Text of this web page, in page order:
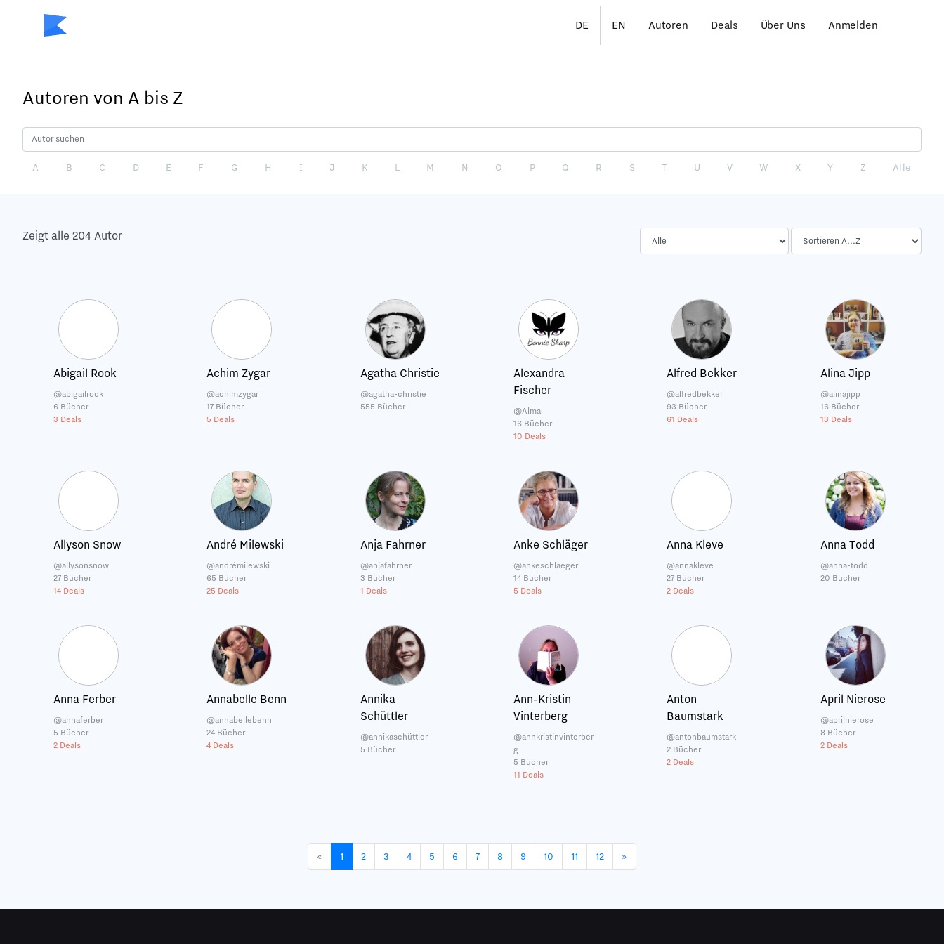
DE EN Autoren Deals Über Uns Anmelden
Autoren von A bis Z
A B C D E F G H I J K L M N O P Q R S T U V W X Y Z Alle
Zeigt alle 204 Autor
Abigail Rook
@abigailrook
6 Bücher
3 Deals
Achim Zygar
@achimzygar
17 Bücher
5 Deals
Agatha Christie
@agatha-christie
555 Bücher
Alexandra
Fischer
@Alma
16 Bücher
10 Deals
Alfred Bekker
@alfredbekker
93 Bücher
61 Deals
Alina Jipp
@alinajipp
16 Bücher
13 Deals
Allyson Snow
@allysonsnow
27 Bücher
14 Deals
André Milewski
@andrémilewski
65 Bücher
25 Deals
Anja Fahrner
@anjafahrner
3 Bücher
1 Deals
Anke Schläger
@ankeschlaeger
14 Bücher
5 Deals
Anna Kleve
@annakleve
27 Bücher
2 Deals
Anna Todd
@anna-todd
20 Bücher
Anna Ferber
@annaferber
5 Bücher
2 Deals
Annabelle Benn
@annabellebenn
24 Bücher
4 Deals
Annika
Schüttler
@annikaschüttler
5 Bücher
Ann-Kristin
Vinterberg
@annkristinvinterber
g
5 Bücher
11 Deals
Anton
Baumstark
@antonbaumstark
2 Bücher
2 Deals
April Nierose
@aprilnierose
8 Bücher
2 Deals
« 1 2 3 4 5 6 7 8 9 10 11 12 »